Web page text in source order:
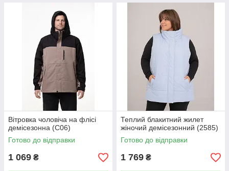
Вітровка чоловіча на флісі
демісезонна (C06)
Готово до відправки
1 069 ₴
Теплий блакитний жилет
жіночий демісезонний (2585)
Готово до відправки
1 769 ₴